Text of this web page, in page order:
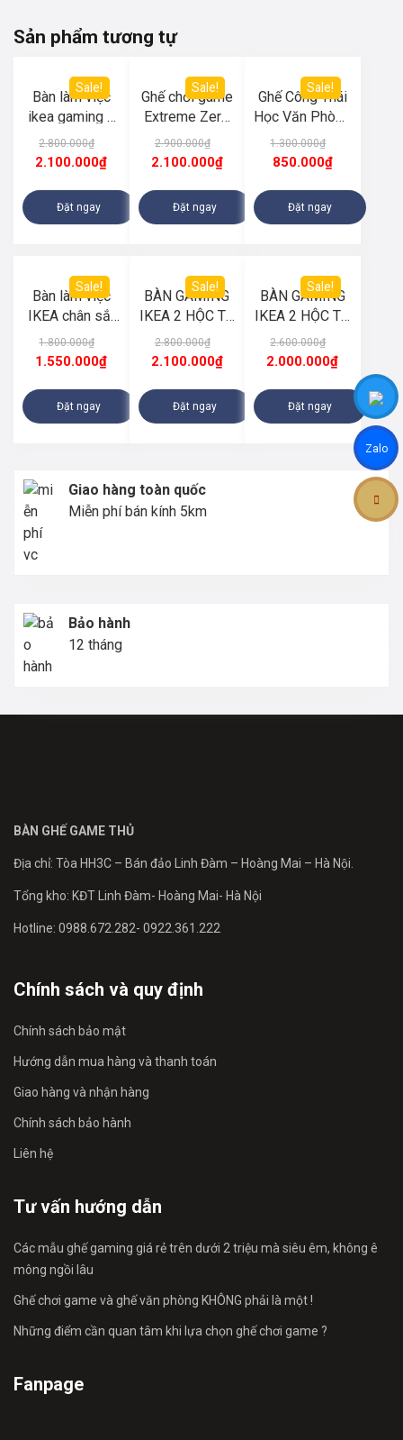
Sản phẩm tương tự
Sale!
Bàn làm việc
ikea gaming 2
hộc tủ màu đen
(D1m8-R60-
2.800.000₫
2.100.000₫
Đặt ngay
Sale!
Ghế chơi game
Extreme Zero
V2 (white-
black)
2.900.000₫
2.100.000₫
Đặt ngay
Sale!
Ghế Công Thái
Học Văn Phòng
CTH-S04 Trắng
Đen
1.300.000₫
850.000₫
Đặt ngay
Sale!
Bàn làm việc
IKEA chân sắt
kèm 1 hộc tủ 5
ngăn kéo
R60cm x
C75cm)
1.800.000₫
1.550.000₫
Đặt ngay
Sale!
BÀN GAMING
IKEA 2 HỘC TỦ
– MẶT TRẮNG
HỘC TỦ VIỀN
R60cm-
C75cm)
2.800.000₫
2.100.000₫
Đặt ngay
Sale!
BÀN GAMING
IKEA 2 HỘC TỦ
– MẶT ĐEN
HỘC TỦ
R60cm-
C75cm)
2.600.000₫
2.000.000₫
Đặt ngay
Giao hàng toàn quốc
Miễn phí bán kính 5km
Bảo hành
12 tháng
BÀN GHẾ GAME THỦ
Địa chỉ: Tòa HH3C – Bán đảo Linh Đàm – Hoàng Mai – Hà Nội.
Tổng kho: KĐT Linh Đàm- Hoàng Mai- Hà Nội
Hotline: 0988.672.282- 0922.361.222
Chính sách và quy định
Chính sách bảo mật
Hướng dẫn mua hàng và thanh toán
Giao hàng và nhận hàng
Chính sách bảo hành
Liên hệ
Tư vấn hướng dẫn
Các mẫu ghế gaming giá rẻ trên dưới 2 triệu mà siêu êm, không ê
mông ngồi lâu
Ghế chơi game và ghế văn phòng KHÔNG phải là một !
Những điểm cần quan tâm khi lựa chọn ghế chơi game ?
Fanpage
Zalo